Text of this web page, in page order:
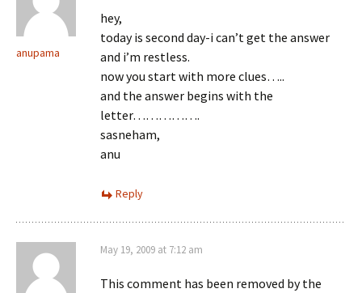
anupama
hey,
today is second day-i can’t get the answer
and i’m restless.
now you start with more clues…..
and the answer begins with the
letter…………….
sasneham,
anu
Reply
May 19, 2009 at 7:12 am
This comment has been removed by the